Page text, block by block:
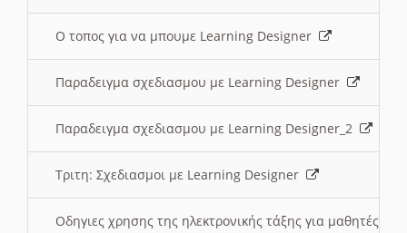
O τοπος για να μπουμε Learning Designer
Παραδειγμα σχεδιασμου με Learning Designer
Παραδειγμα σχεδιασμου με Learning Designer_2
Τριτη: Σχεδιασμοι με Learning Designer
Οδηγιες χρησης της ηλεκτρονικής τάξης για μαθητές